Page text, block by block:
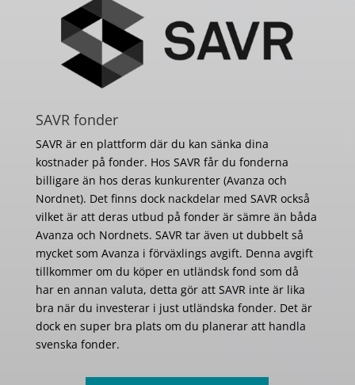
SAVR fonder
SAVR är en plattform där du kan sänka dina
kostnader på fonder. Hos SAVR får du fonderna
billigare än hos deras kunkurenter (Avanza och
Nordnet). Det finns dock nackdelar med SAVR också
vilket är att deras utbud på fonder är sämre än båda
Avanza och Nordnets. SAVR tar även ut dubbelt så
mycket som Avanza i förväxlings avgift. Denna avgift
tillkommer om du köper en utländsk fond som då
har en annan valuta, detta gör att SAVR inte är lika
bra när du investerar i just utländska fonder. Det är
dock en super bra plats om du planerar att handla
svenska fonder.